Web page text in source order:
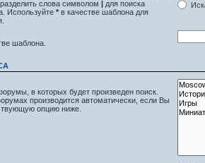
слова символом | для поиска
Используйте * в качестве шаблона для
шаблона.
в которых будет произведен поиск.
производится автоматически, если Вы
опцию ниже.